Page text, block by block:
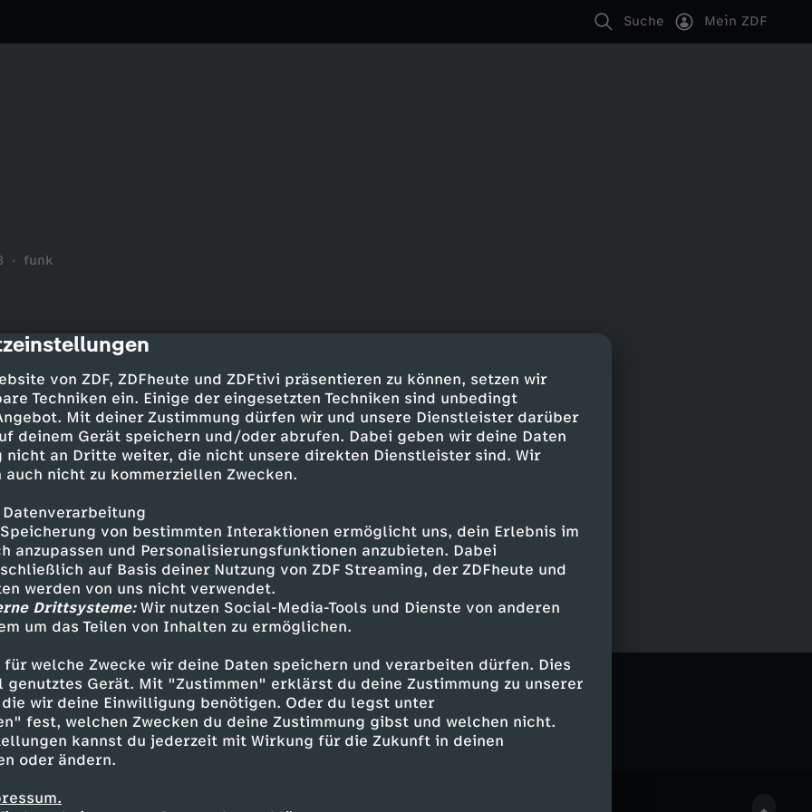
von ZDF, ZDFheute und ZDFtivi präsentieren zu können, setzen wir
Techniken ein. Einige der eingesetzten Techniken sind unbedingt
Mit deiner Zustimmung dürfen wir und unsere Dienstleister darüber
deinem Gerät speichern und/oder abrufen. Dabei geben wir deine Daten
nicht an Dritte weiter, die nicht unsere direkten Dienstleister sind. Wir
nicht zu kommerziellen Zwecken.
von bestimmten Interaktionen ermöglicht uns, dein Erlebnis im
anzupassen und Personalisierungsfunktionen anzubieten. Dabei
auf Basis deiner Nutzung von ZDF Streaming, der ZDFheute und
werden von uns nicht verwendet.
Drittsysteme:Wir nutzen Social-Media-Tools und Dienste von anderen
um das Teilen von Inhalten zu ermöglichen.
für welche Zwecke wir deine Daten speichern und verarbeiten dürfen. Dies
Gerät. Mit "Zustimmen" erklärst du deine Zustimmung zu unserer
wir deine Einwilligung benötigen. Oder du legst unter
fest, welchen Zwecken du deine Zustimmung gibst und welchen nicht.
kannst du jederzeit mit Wirkung für die Zukunft in deinen
oder ändern.
Suche Mein ZDF
funk
entdecken
lustig Untertitel LiDiRo